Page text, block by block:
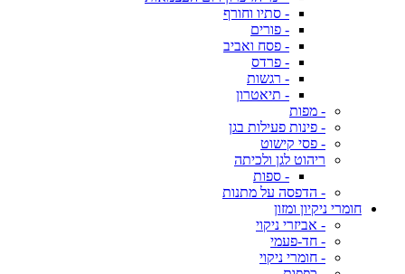
- סתיו וחורף
- פורים
- פסח ואביב
- פרדס
- רגשות
- תיאטרון
- מפות
- פינות פעילות בגן
- פסי קישוט
ריהוט לגן ולכיתה
- ספות
- הדפסה על מתנות
חומרי ניקיון ומזון
- אביזרי ניקוי
- חד-פעמי
- חומרי ניקוי